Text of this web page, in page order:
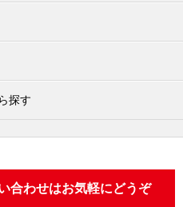
探す
合わせはお気軽にどうぞ